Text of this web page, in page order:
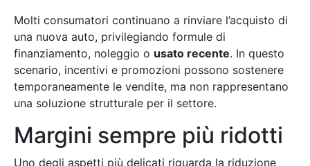
Molti consumatori continuano a rinviare l’acquisto di
una nuova auto, privilegiando formule di
finanziamento, noleggio o usato recente. In questo
scenario, incentivi e promozioni possono sostenere
temporaneamente le vendite, ma non rappresentano
una soluzione strutturale per il settore.
Margini sempre più ridotti
Uno degli aspetti più delicati riguarda la riduzione